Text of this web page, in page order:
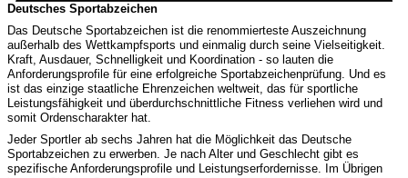
Deutsches Sportabzeichen
Das Deutsche Sportabzeichen ist die renommierteste Auszeichnung
außerhalb des Wettkampfsports und einmalig durch seine Vielseitigkeit.
Kraft, Ausdauer, Schnelligkeit und Koordination - so lauten die
Anforderungsprofile für eine erfolgreiche Sportabzeichenprüfung. Und es
ist das einzige staatliche Ehrenzeichen weltweit, das für sportliche
Leistungsfähigkeit und überdurchschnittliche Fitness verliehen wird und
somit Ordenscharakter hat.
Jeder Sportler ab sechs Jahren hat die Möglichkeit das Deutsche
Sportabzeichen zu erwerben. Je nach Alter und Geschlecht gibt es
spezifische Anforderungsprofile und Leistungserfordernisse. Im Übrigen